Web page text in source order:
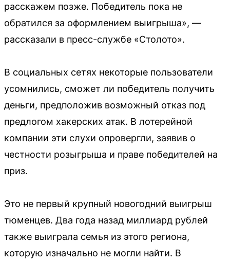
расскажем позже. Победитель пока не
обратился за оформлением выигрыша», —
рассказали в пресс-службе «Столото».
В социальных сетях некоторые пользователи
усомнились, сможет ли победитель получить
деньги, предположив возможный отказ под
предлогом хакерских атак. В лотерейной
компании эти слухи опровергли, заявив о
честности розыгрыша и праве победителей на
приз.
Это не первый крупный новогодний выигрыш
тюменцев. Два года назад миллиард рублей
также выиграла семья из этого региона,
которую изначально не могли найти. В